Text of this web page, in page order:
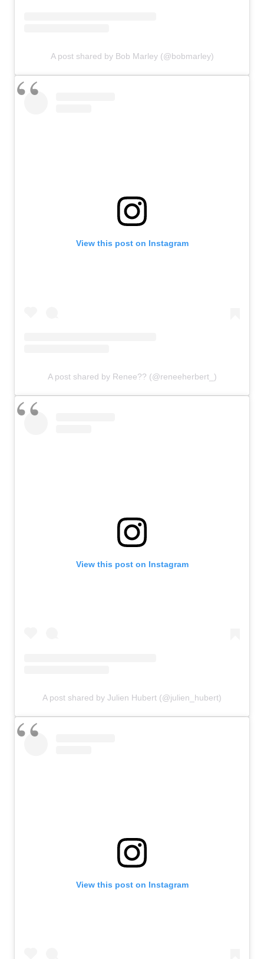
A post shared by Bob Marley (@bobmarley)
View this post on Instagram
A post shared by Renee?? (@reneeherbert_)
View this post on Instagram
A post shared by Julien Hubert (@julien_hubert)
View this post on Instagram